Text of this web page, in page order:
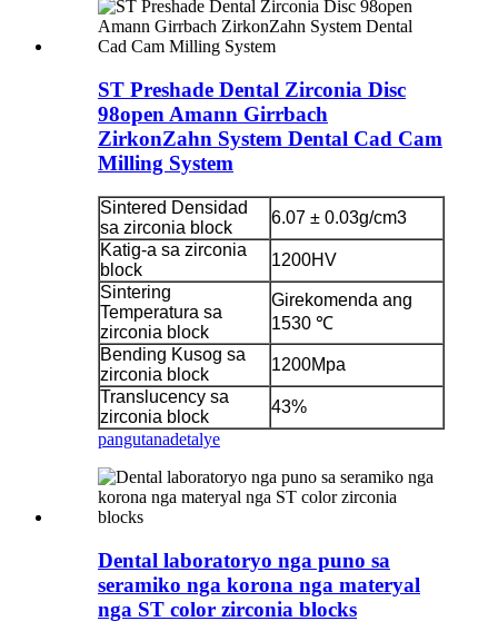
ST Preshade Dental Zirconia Disc
98open Amann Girrbach
ZirkonZahn System Dental Cad Cam
Milling System
Sintered Densidad
sa zirconia block
6.07 ± 0.03g/cm3
Katig-a sa zirconia
block
1200HV
Sintering
Temperatura sa
zirconia block
Girekomenda ang
1530 ℃
Bending Kusog sa
zirconia block
1200Mpa
Translucency sa
zirconia block
43%
pangutanadetalye
Dental laboratoryo nga puno sa
seramiko nga korona nga materyal
nga ST color zirconia blocks